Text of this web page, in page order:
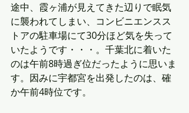
途中、霞ヶ浦が見えてきた辺りで眠気
に襲われてしまい、コンビニエンスス
トアの駐車場にて30分ほど気を失って
いたようです・・・。千葉北に着いた
のは午前8時過ぎ位だったように思いま
す。因みに宇都宮を出発したのは、確
か午前4時位です。